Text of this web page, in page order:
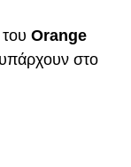
Orange
στο